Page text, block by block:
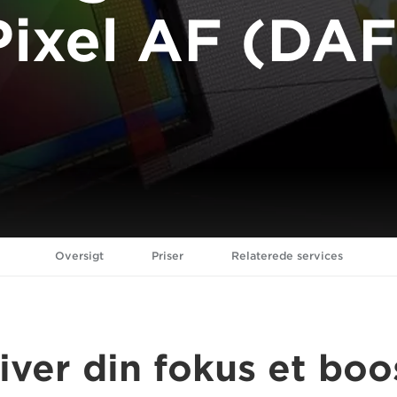
AF
Oversigt Priser Relaterede services
din fokus et